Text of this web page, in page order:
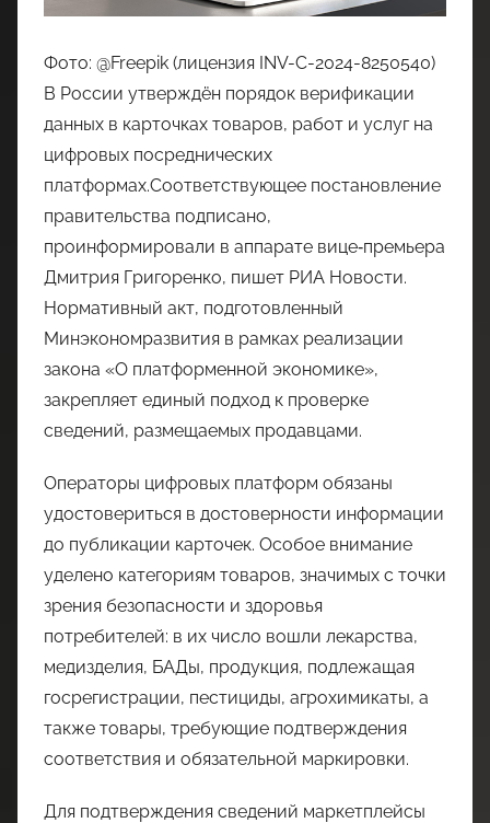
Фото: @Freepik (лицензия INV-C-2024-8250540)
В России утверждён порядок верификации
данных в карточках товаров, работ и услуг на
цифровых посреднических
платформах.Соответствующее постановление
правительства подписано,
проинформировали в аппарате вице‑премьера
Дмитрия Григоренко, пишет РИА Новости.
Нормативный акт, подготовленный
Минэкономразвития в рамках реализации
закона «О платформенной экономике»,
закрепляет единый подход к проверке
сведений, размещаемых продавцами.
Операторы цифровых платформ обязаны
удостовериться в достоверности информации
до публикации карточек. Особое внимание
уделено категориям товаров, значимых с точки
зрения безопасности и здоровья
потребителей: в их число вошли лекарства,
медизделия, БАДы, продукция, подлежащая
госрегистрации, пестициды, агрохимикаты, а
также товары, требующие подтверждения
соответствия и обязательной маркировки.
Для подтверждения сведений маркетплейсы